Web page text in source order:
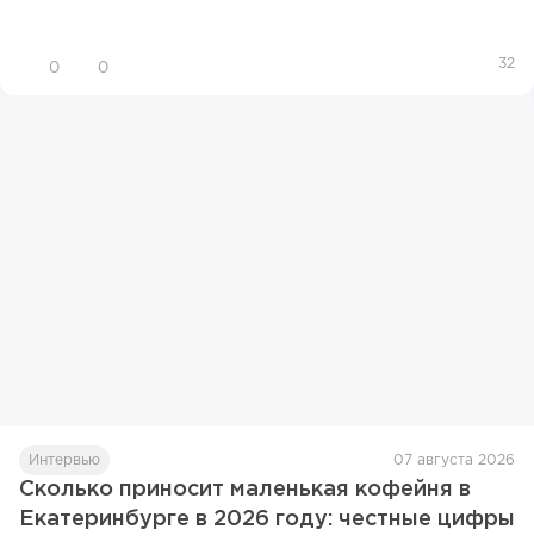
0 0 32
Интервью 07 августа 2026
Сколько приносит маленькая кофейня в
Екатеринбурге в 2026 году: честные цифры